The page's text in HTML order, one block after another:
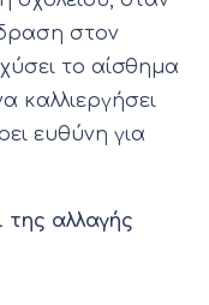
στον
το αίσθημα
καλλιεργήσει
ευθύνη για
της αλλαγής